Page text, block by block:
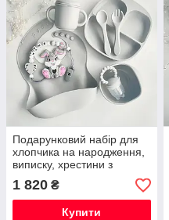
Подарунковий набір для
хлопчика на народження,
виписку, хрестини з
іменним гризунком Зайчик
Банні (світло-сірий)
1 820 ₴
Купити